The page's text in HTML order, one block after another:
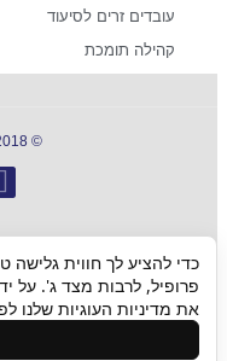
עובדים זרים לסיעוד
קהילה תומכת
© 2018 All rights reserved
גלילה
כדי להציע לך חווית
פרופיל, לרבות מצד ג'. על
את מדיניות העוגיות שלנו